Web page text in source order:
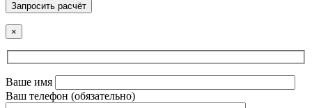
Запросить расчёт
×
Ваше имя
Ваш телефон (обязательно)